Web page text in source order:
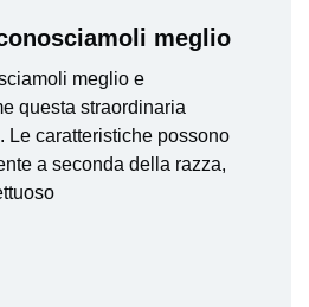
meglio
meglio e
questa straordinaria
Le caratteristiche possono
a seconda della razza,